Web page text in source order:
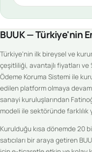
BUUK — Türkiye'nin
Türkiye'nin ilk bireysel ve
çeşitliliği, avantajlı fiyatları
Ödeme Koruma Sistemi ile
edilen platform olmaya devam
sanayi kuruluşlarından
modeli ile sektöründe farklılık
Kurulduğu kısa dönemde 20
satıcıları bir araya getiren